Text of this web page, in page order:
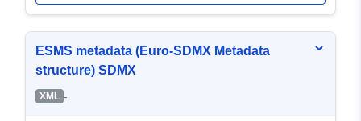
ESMS metadata (Euro-SDMX Metadata
structure) SDMX
XML -